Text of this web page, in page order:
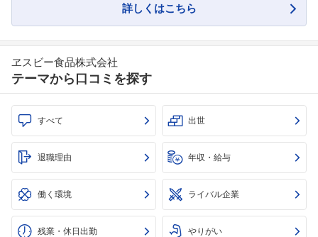
詳しくはこちら
ヱスビー食品株式会社
テーマから口コミを探す
すべて 出世
退職理由 年収・給与
働く環境 ライバル企業
残業・休日出勤 やりがい